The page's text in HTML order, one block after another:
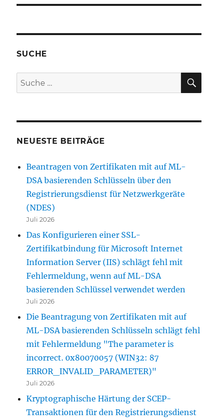
SUCHE
Suche
nach:
NEUESTE BEITRÄGE
Beantragen von Zertifikaten mit auf ML-
DSA basierenden Schlüsseln über den
Registrierungsdienst für Netzwerkgeräte
(NDES)
Juli 2026
Das Konfigurieren einer SSL-
Zertifikatbindung für Microsoft Internet
Information Server (IIS) schlägt fehl mit
Fehlermeldung, wenn auf ML-DSA
basierenden Schlüssel verwendet werden
Juli 2026
Die Beantragung von Zertifikaten mit auf
ML-DSA basierenden Schlüsseln schlägt fehl
mit Fehlermeldung "The parameter is
incorrect. 0x80070057 (WIN32: 87
ERROR_INVALID_PARAMETER)"
Juli 2026
Kryptographische Härtung der SCEP-
Transaktionen für den Registrierungsdienst